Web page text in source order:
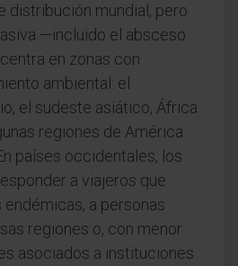
distribución mundial, pero
—incluido el absceso
en zonas con
ambiental: el
el sudeste asiático, África
regiones de América
países occidentales, los
a viajeros que
a personas
regiones o, con menor
asociados a instituciones